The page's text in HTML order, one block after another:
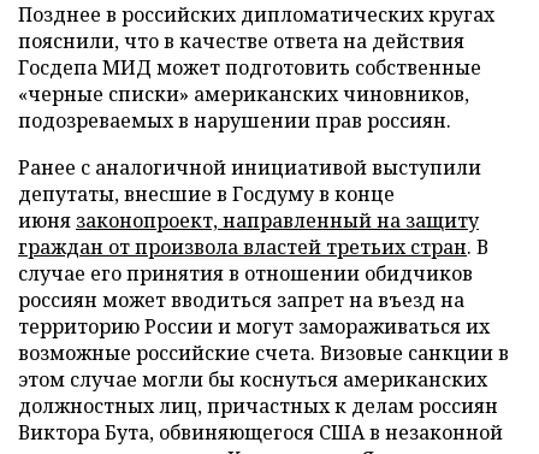
Позднее в российских дипломатических кругах
пояснили, что в качестве ответа на действия
Госдепа МИД может подготовить собственные
«черные списки» американских чиновников,
подозреваемых в нарушении прав россиян.
Ранее с аналогичной инициативой выступили
депутаты, внесшие в Госдуму в конце
июня законопроект, направленный на защиту
граждан от произвола властей третьих стран. В
случае его принятия в отношении обидчиков
россиян может вводиться запрет на въезд на
территорию России и могут замораживаться их
возможные российские счета. Визовые санкции в
этом случае могли бы коснуться американских
должностных лиц, причастных к делам россиян
Виктора Бута, обвиняющегося США в незаконной